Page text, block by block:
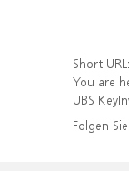
Short URL:
You are
UBS
Folgen